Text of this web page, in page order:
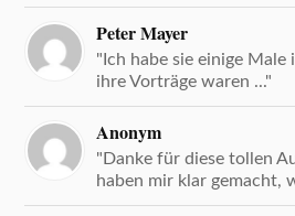
Peter Mayer
"Ich habe sie einige
ihre Vorträge waren ..."
Anonym
"Danke für diese tollen
haben mir klar gemacht,